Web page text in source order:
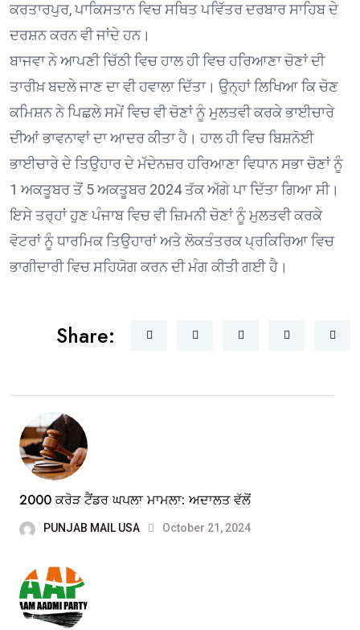
ਕਰਤਾਰਪੁਰ, ਪਾਕਿਸਤਾਨ ਵਿਚ ਸਥਿਤ ਪਵਿੱਤਰ ਦਰਬਾਰ ਸਾਹਿਬ ਦੇ
ਦਰਸ਼ਨ ਕਰਨ ਵੀ ਜਾਂਦੇ ਹਨ।
ਬਾਜਵਾ ਨੇ ਆਪਣੀ ਚਿੱਠੀ ਵਿਚ ਹਾਲ ਹੀ ਵਿਚ ਹਰਿਆਣਾ ਚੋਣਾਂ ਦੀ
ਤਾਰੀਖ਼ ਬਦਲੇ ਜਾਣ ਦਾ ਵੀ ਹਵਾਲਾ ਦਿੱਤਾ। ਉਨ੍ਹਾਂ ਲਿਖਿਆ ਕਿ ਚੋਣ
ਕਮਿਸ਼ਨ ਨੇ ਪਿਛਲੇ ਸਮੇਂ ਵਿਚ ਵੀ ਚੋਣਾਂ ਨੂੰ ਮੁਲਤਵੀ ਕਰਕੇ ਭਾਈਚਾਰੇ
ਦੀਆਂ ਭਾਵਨਾਵਾਂ ਦਾ ਆਦਰ ਕੀਤਾ ਹੈ। ਹਾਲ ਹੀ ਵਿਚ ਬਿਸ਼ਨੋਈ
ਭਾਈਚਾਰੇ ਦੇ ਤਿਉਹਾਰ ਦੇ ਮੱਦੇਨਜ਼ਰ ਹਰਿਆਣਾ ਵਿਧਾਨ ਸਭਾ ਚੋਣਾਂ ਨੂੰ
1 ਅਕਤੂਬਰ ਤੋਂ 5 ਅਕਤੂਬਰ 2024 ਤੱਕ ਅੱਗੇ ਪਾ ਦਿੱਤਾ ਗਿਆ ਸੀ।
ਇਸੇ ਤਰ੍ਹਾਂ ਹੁਣ ਪੰਜਾਬ ਵਿਚ ਵੀ ਜ਼ਿਮਨੀ ਚੋਣਾਂ ਨੂੰ ਮੁਲਤਵੀ ਕਰਕੇ
ਵੋਟਰਾਂ ਨੂੰ ਧਾਰਮਿਕ ਤਿਉਹਾਰਾਂ ਅਤੇ ਲੋਕਤੰਤਰਕ ਪ੍ਰਕਿਰਿਆ ਵਿਚ
ਭਾਗੀਦਾਰੀ ਵਿਚ ਸਹਿਯੋਗ ਕਰਨ ਦੀ ਮੰਗ ਕੀਤੀ ਗਈ ਹੈ।
Share:
2000 ਕਰੋੜ ਟੈਂਡਰ ਘਪਲਾ ਮਾਮਲਾ: ਅਦਾਲਤ ਵੱਲੋਂ
PUNJAB MAIL USA October 21, 2024